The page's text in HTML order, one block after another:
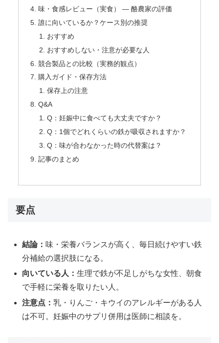
味・食感レビュー（実食） — 酪農家の評価
誰に向いているか？ケース別の推奨
おすすめ
おすすめしない・注意が必要な人
競合製品との比較（実務的観点）
購入ガイド・保存方法
保存上の注意
Q&A
Q：妊娠中に食べても大丈夫ですか？
Q：1個でどれくらいの鉄が吸収されますか？
Q：味が合わなかった時の代替案は？
記事のまとめ
要点
結論： 味・栄養バランスが高く、毎日続けやすい鉄
分補給の選択肢になる。
向いている人：生理で鉄が不足しがちな女性、朝食
で手軽に栄養を取りたい人。
注意点：乳・りんご・キウイのアレルギーがある人
は不可。妊娠中のサプリ併用は医師に相談を。